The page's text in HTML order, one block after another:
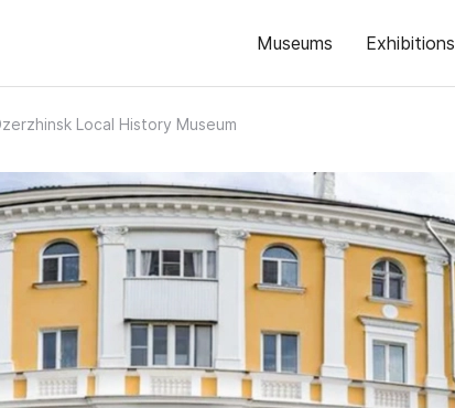
Museums Exhibitions
Local History Museum